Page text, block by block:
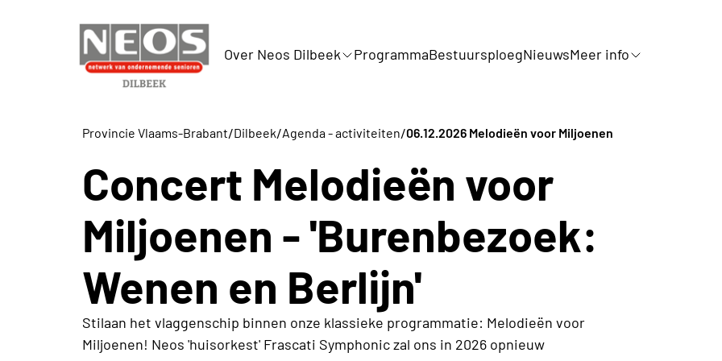
Over Neos Dilbeek ProgrammaBestuursploegNieuwsMeer info
Provincie Vlaams-Brabant/Dilbeek/Agenda - activiteiten/06.12.2026 Melodieën voor Miljoenen
Concert Melodieën voor
Miljoenen - 'Burenbezoek:
Wenen en Berlijn'
Stilaan het vlaggenschip binnen onze klassieke programmatie: Melodieën voor
Miljoenen! Neos 'huisorkest' Frascati Symphonic zal ons in 2026 opnieuw